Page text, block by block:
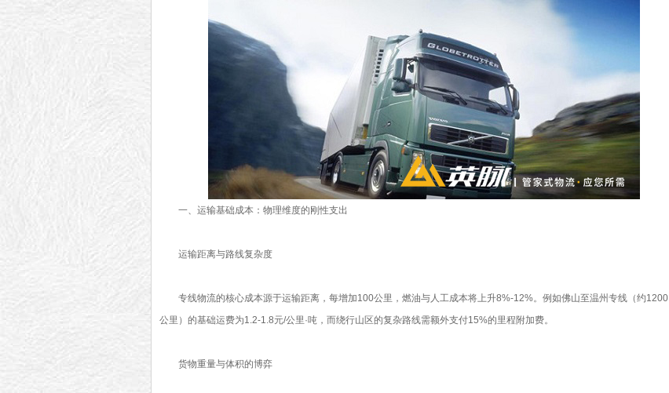
一、运输基础成本：物理维度的刚性支出
运输距离与路线复杂度
专线物流的核心成本源于运输距离，每增加100公里，燃油与人工成本将上升8%-12%。例如佛山至温州专线（约1200
公里）的基础运费为1.2-1.8元/公里·吨，而绕行山区的复杂路线需额外支付15%的里程附加费。
货物重量与体积的博弈